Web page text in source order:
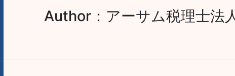
Author：アーサム税理士法